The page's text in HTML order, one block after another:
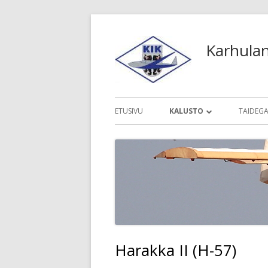
Ensisijainen
valikko
ETUSIVU KALUSTO
PURJEKONEET
Harakka II (H-57)